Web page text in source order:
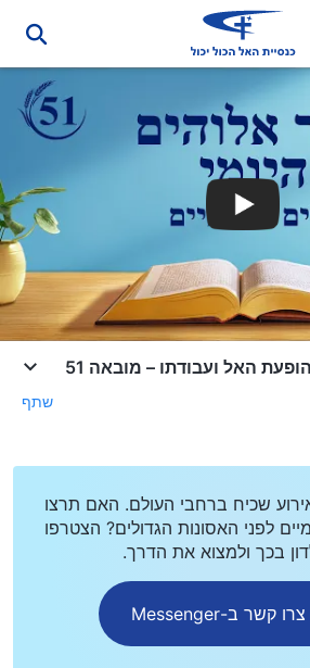
האל ועבודתו – מובאה 51
שתף
שכיח ברחבי העולם. האם תרצו
לפני האסונות הגדולים? הצטרפו
בכך ולמצוא את הדרך.
צרו קשר ב-Messenger